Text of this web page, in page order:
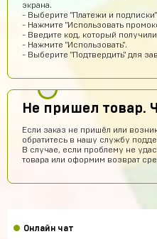
экрана.
- Выберите "Платежи и
- Нажмите "Использовать
- Введите код, который
- Нажмите "Использовать".
- Выберите "Подтвердить" для
Не пришел товар.
Если заказ не пришёл или
обратитесь в нашу службу
В случае, если проблему не
товара или оформим возврат
Онлайн чат
Yaroslav Bulavintcev
Ку
Тимофей Колесников
chromov78
привет
one love
имба
Помогите пожалуйста,